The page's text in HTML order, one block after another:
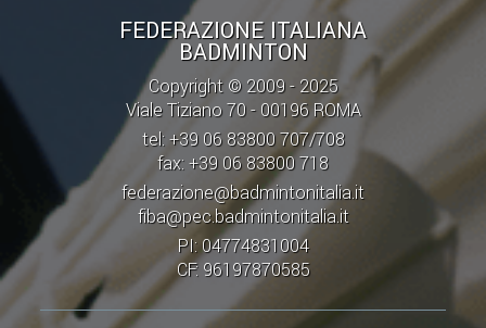
FEDERAZIONE ITALIANA
BADMINTON
Copyright © 2009 - 2025
Viale Tiziano 70 - 00196 ROMA
tel: +39 06 83800 707/708
fax: +39 06 83800 718
federazione@badmintonitalia.it
fiba@pec.badmintonitalia.it
PI: 04774831004
CF: 96197870585
VOLA CON NOI
CENTRI TECNICI TERRITORIALI
COMMISSIONE ATLETI
TESSERAMENTO
AFFILIAZIONE E TESSERAMENTO
QUOTE E TASSE
CONVENZIONI
ACCEDI AL TESSERAMENTO ON